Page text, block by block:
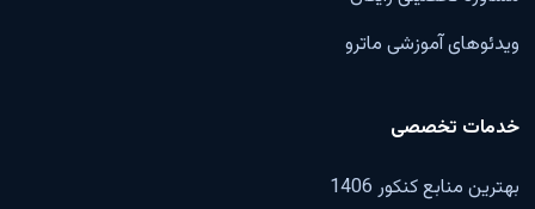
ویدئوهای آموزشی ماترو
خدمات تخصصی
بهترین منابع کنکور 1406